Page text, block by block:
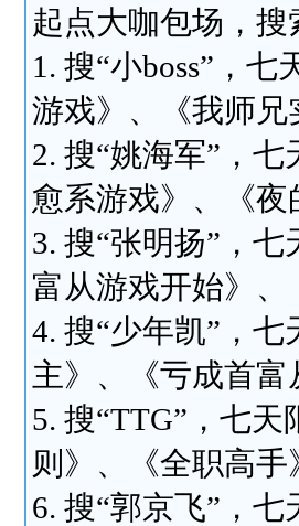
起点大咖包场，搜
1. 搜“小boss”，
游戏》、《我师
2. 搜“姚海军”，
愈系游戏》、《夜
3. 搜“张明扬”，
富从游戏开始》
4. 搜“少年凯”，
主》、《亏成首
5. 搜“TTG”，七
则》、《全职高手
6. 搜“郭京飞”，